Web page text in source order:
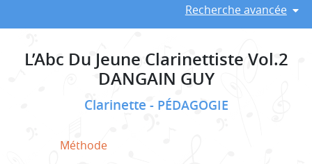
Recherche avancée
L’Abc Du Jeune Clarinettiste Vol.2
DANGAIN GUY
Clarinette PÉDAGOGIE
Méthode